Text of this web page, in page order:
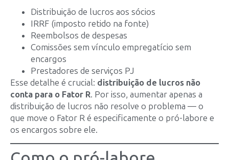
Distribuição de lucros aos sócios
IRRF (imposto retido na fonte)
Reembolsos de despesas
Comissões sem vínculo empregatício sem
encargos
Prestadores de serviços PJ
Esse detalhe é crucial: distribuição de lucros não
conta para o Fator R. Por isso, aumentar apenas a
distribuição de lucros não resolve o problema — o
que move o Fator R é especificamente o pró-labore e
os encargos sobre ele.